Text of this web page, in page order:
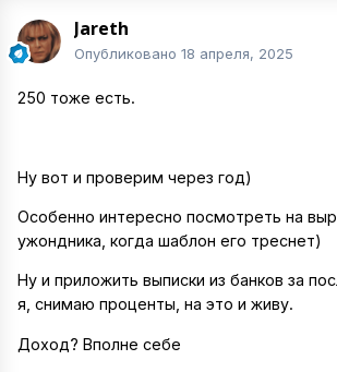
Jareth
Опубликовано 18 апреля, 2025
250 тоже есть.
Ну вот и проверим через год)
Особенно интересно посмотреть на
ужондника, когда шаблон его треснет)
Ну и приложить выписки из банков за
я, снимаю проценты, на это и живу.
Доход? Вполне себе